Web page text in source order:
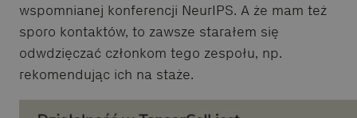
wspomnianej konferencji NeurIPS. A że mam też
sporo kontaktów, to zawsze starałem się
odwdzięczać członkom tego zespołu, np.
rekomendując ich na staże.